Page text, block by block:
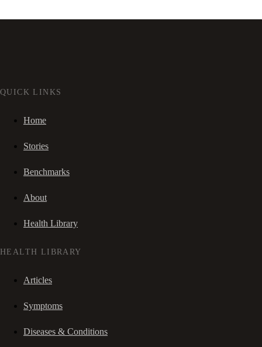
QUICK LINKS
Home
Stories
Benchmarks
About
Health Library
HEALTH LIBRARY
Articles
Symptoms
Diseases & Conditions